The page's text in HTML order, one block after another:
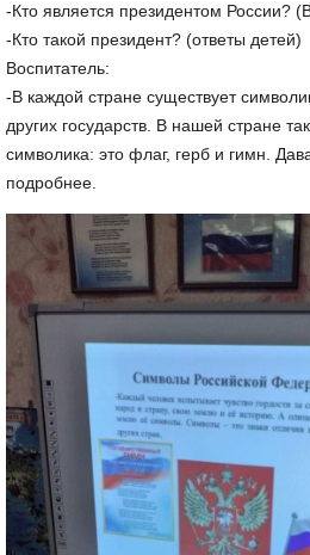
-Кто является президентом России?
-Кто такой президент? (ответы детей)
Воспитатель:
-В каждой стране существует
других государств. В нашей стране
символика: это флаг, герб и гимн.
подробнее.